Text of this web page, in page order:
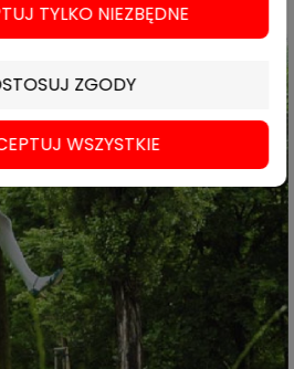
TYLKO NIEZBĘDNE
ZGODY
WSZYSTKIE